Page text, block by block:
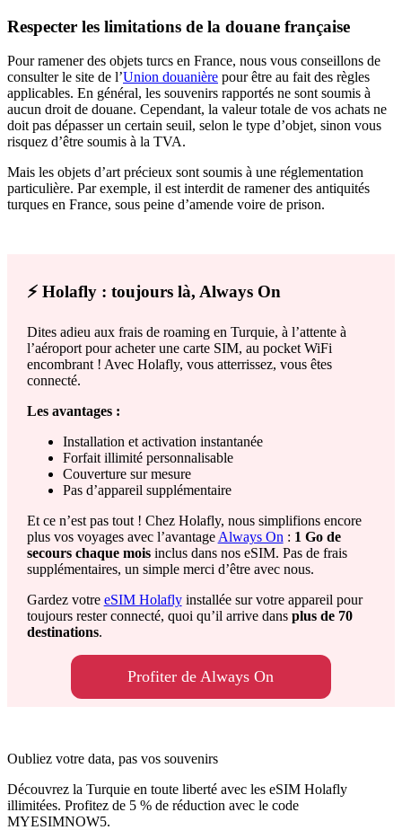
Respecter les limitations de la douane française
Pour ramener des objets turcs en France, nous vous conseillons de
consulter le site de l’Union douanière pour être au fait des règles
applicables. En général, les souvenirs rapportés ne sont soumis à
aucun droit de douane. Cependant, la valeur totale de vos achats ne
doit pas dépasser un certain seuil, selon le type d’objet, sinon vous
risquez d’être soumis à la TVA.
Mais les objets d’art précieux sont soumis à une réglementation
particulière. Par exemple, il est interdit de ramener des antiquités
turques en France, sous peine d’amende voire de prison.
⚡ Holafly : toujours là, Always On
Dites adieu aux frais de roaming en Turquie, à l’attente à
l’aéroport pour acheter une carte SIM, au pocket WiFi
encombrant ! Avec Holafly, vous atterrissez, vous êtes
connecté.
Les avantages :
Installation et activation instantanée
Forfait illimité personnalisable
Couverture sur mesure
Pas d’appareil supplémentaire
Et ce n’est pas tout ! Chez Holafly, nous simplifions encore
plus vos voyages avec l’avantage Always On : 1 Go de
secours chaque moisinclus dans nos eSIM. Pas de frais
supplémentaires, un simple merci d’être avec nous.
Gardez votre eSIM Holaflyinstallée sur votre appareil pour
toujours rester connecté, quoi qu’il arrive dans plus de 70
destinations.
Profiter de Always On
Oubliez votre data, pas vos souvenirs
Découvrez la Turquie en toute liberté avec les eSIM Holafly
illimitées. Profitez de 5 % de réduction avec le code
MYESIMNOW5.